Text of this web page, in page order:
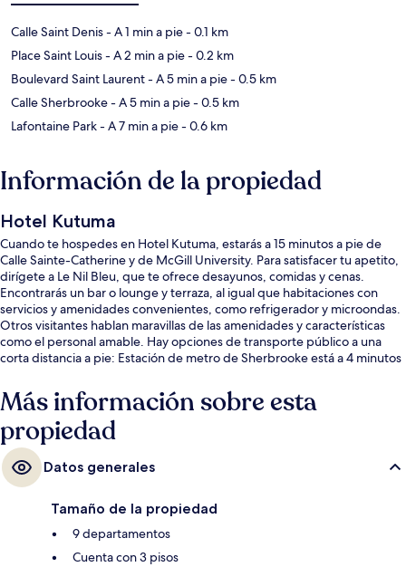
Calle Saint Denis- A 1 min a pie- 0.1 km
Place Saint Louis- A 2 min a pie- 0.2 km
Boulevard Saint Laurent- A 5 min a pie- 0.5 km
Calle Sherbrooke- A 5 min a pie- 0.5 km
Lafontaine Park- A 7 min a pie- 0.6 km
Información de la propiedad
Hotel Kutuma
Cuando te hospedes en Hotel Kutuma, estarás a 15 minutos a pie de
Calle Sainte-Catherine y de McGill University. Para satisfacer tu apetito,
dirígete a Le Nil Bleu, que te ofrece desayunos, comidas y cenas.
Encontrarás un bar o lounge y terraza, al igual que habitaciones con
servicios y amenidades convenientes, como refrigerador y microondas.
Otros visitantes hablan maravillas de las amenidades y características
como el personal amable. Hay opciones de transporte público a una
corta distancia a pie: Estación de metro de Sherbrooke está a 4 minutos
Más información sobre esta
propiedad
Datos generales
Tamaño de la propiedad
9 departamentos
Cuenta con 3 pisos